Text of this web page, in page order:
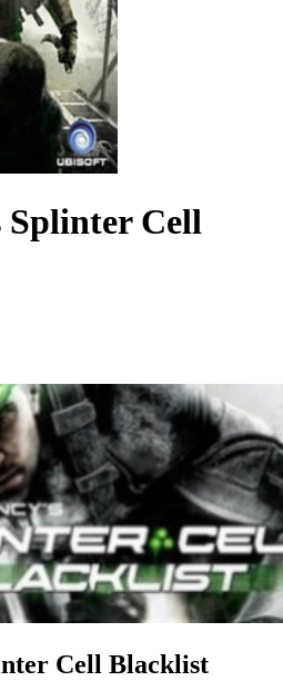
Splinter Cell
Cell Blacklist